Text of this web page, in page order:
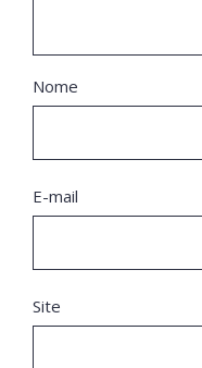
Nome
E-mail
Site